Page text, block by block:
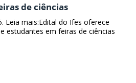
de ciências
Leia mais:Edital do Ifes oferece
estudantes em feiras de ciências